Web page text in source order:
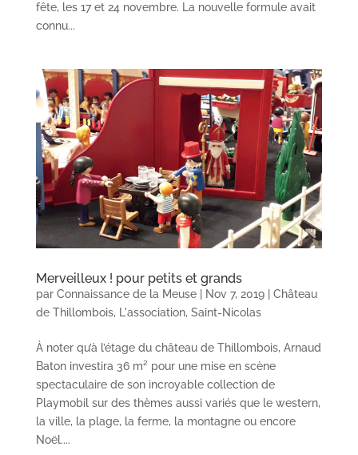
fête, les 17 et 24 novembre. La nouvelle formule avait
connu...
Merveilleux ! pour petits et grands
par Connaissance de la Meuse| Nov 7, 2019| Château
de Thillombois, L'association, Saint-Nicolas
À noter qu’à l’étage du château de Thillombois, Arnaud
Baton investira 36 m² pour une mise en scène
spectaculaire de son incroyable collection de
Playmobil sur des thèmes aussi variés que le western,
la ville, la plage, la ferme, la montagne ou encore
Noël....